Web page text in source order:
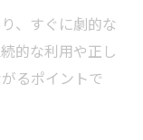
、すぐに劇的な
的な利用や正し
るポイントで